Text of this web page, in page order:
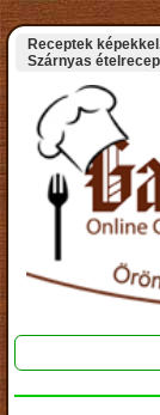
Receptek
Szárnyas